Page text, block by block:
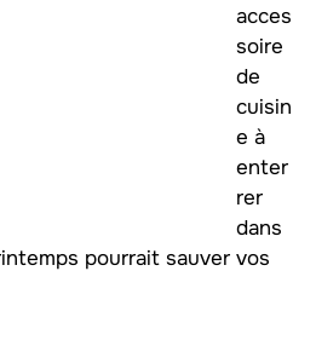
acces
soire
de
cuisin
e à
enter
rer
dans
pourrait sauver vos